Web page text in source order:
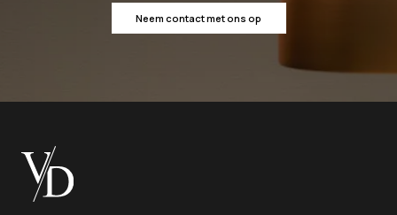
Neem contact met ons op